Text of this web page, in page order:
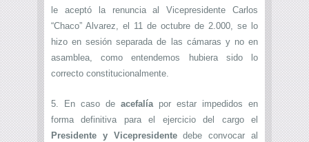
le aceptó la renuncia al Vicepresidente Carlos
“Chaco” Alvarez, el 11 de octubre de 2.000, se lo
hizo en sesión separada de las cámaras y no en
asamblea, como entendemos hubiera sido lo
correcto constitucionalmente.
5. En caso de acefalíapor estar impedidos en
forma definitiva para el ejercicio del cargo el
Presidente y Vicepresidentedebe convocar al